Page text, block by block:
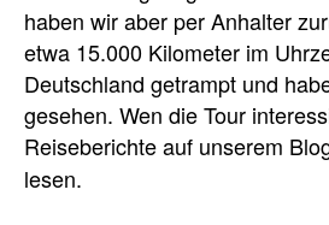
haben wir aber per Anhalter
etwa 15.000 Kilometer im
Deutschland getrampt und
gesehen. Wen die Tour
Reiseberichte auf unserem
lesen.